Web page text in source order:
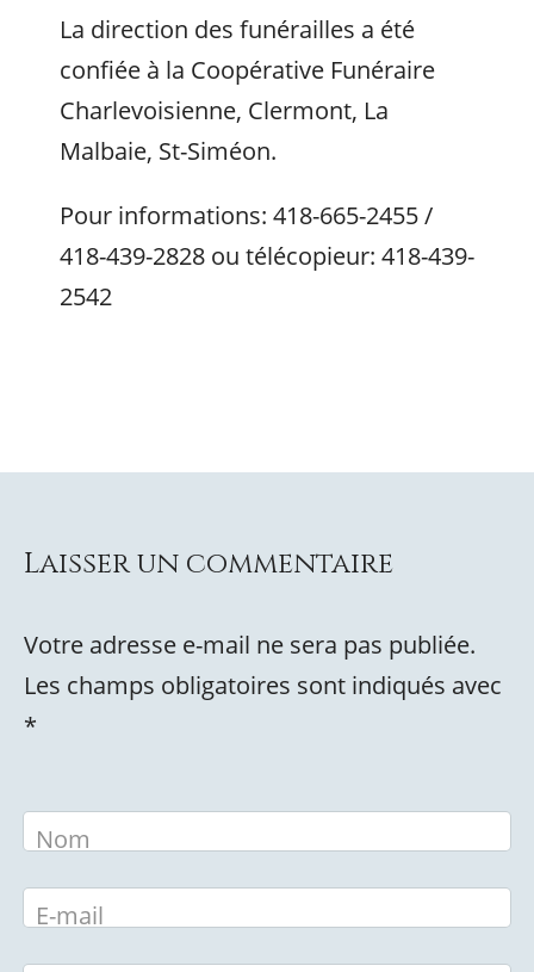
La direction des funérailles a été
confiée à la Coopérative Funéraire
Charlevoisienne, Clermont, La
Malbaie, St-Siméon.
Pour informations: 418-665-2455 /
418-439-2828 ou télécopieur: 418-439-
2542
Laisser un commentaire
Votre adresse e-mail ne sera pas publiée.
Les champs obligatoires sont indiqués avec
*
Nom
E-mail